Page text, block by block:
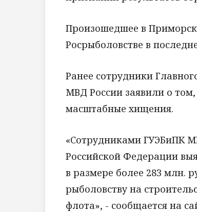
Произошедшее в
Росрыболовстве в
Ранее сотрудники
МВД России заявили о
масштабные хищения.
«Сотрудниками ГУЭБиПК
Российской Федерации
в размере более 283 млн.
рыболовству на
флота», - сообщается на